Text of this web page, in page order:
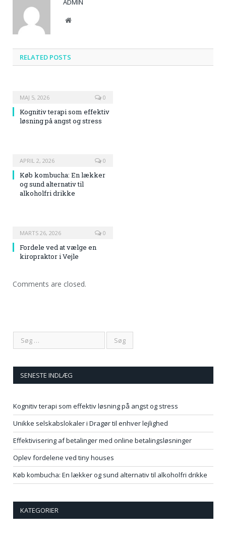
ADMIN
Website
RELATED POSTS
MAJ 5, 2026 0
Kognitiv terapi som effektiv
løsning på angst og stress
APRIL 2, 2026 0
Køb kombucha: En lækker
og sund alternativ til
alkoholfri drikke
MARTS 26, 2026 0
Fordele ved at vælge en
kiropraktor i Vejle
Comments are closed.
SENESTE INDLÆG
Kognitiv terapi som effektiv løsning på angst og stress
Unikke selskabslokaler i Dragør til enhver lejlighed
Effektivisering af betalinger med online betalingsløsninger
Oplev fordelene ved tiny houses
Køb kombucha: En lækker og sund alternativ til alkoholfri drikke
KATEGORIER